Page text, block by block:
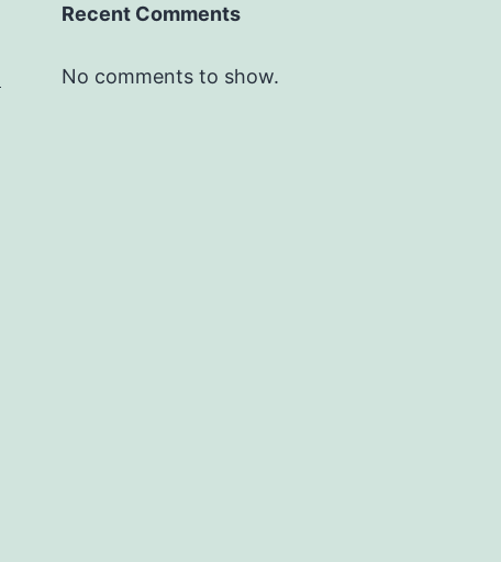
Recent Comments
No comments to show.